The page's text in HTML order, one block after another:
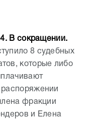
В сокращении.
8 судебных
которые либо
фракции
и Елена